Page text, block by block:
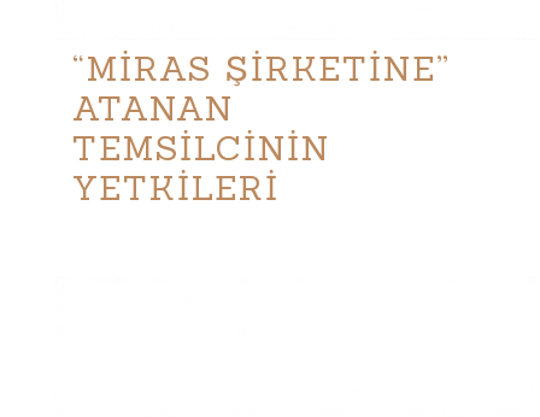
“MİRAS ŞİRKETİNE”
ATANAN
TEMSİLCİNİN
YETKİLERİ